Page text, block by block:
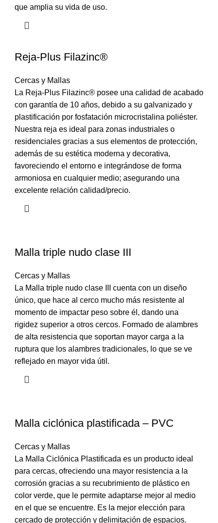
que amplia su vida de uso.
Reja-Plus Filazinc®
Cercas y Mallas
La Reja-Plus Filazinc® posee una calidad de acabado
con garantía de 10 años, debido a su galvanizado y
plastificación por fosfatación microcristalina poliéster.
Nuestra reja es ideal para zonas industriales o
residenciales gracias a sus elementos de protección,
además de su estética moderna y decorativa,
favoreciendo el entorno e integrándose de forma
armoniosa en cualquier medio; asegurando una
excelente relación calidad/precio.
Malla triple nudo clase III
Cercas y Mallas
La Malla triple nudo clase III cuenta con un diseño
único, que hace al cerco mucho más resistente al
momento de impactar peso sobre él, dando una
rigidez superior a otros cercos. Formado de alambres
de alta resistencia que soportan mayor carga a la
ruptura que los alambres tradicionales, lo que se ve
reflejado en mayor vida útil.
Malla ciclónica plastificada – PVC
Cercas y Mallas
La Malla Ciclónica Plastificada es un producto ideal
para cercas, ofreciendo una mayor resistencia a la
corrosión gracias a su recubrimiento de plástico en
color verde, que le permite adaptarse mejor al medio
en el que se encuentre. Es la mejor elección para
cercado de protección y delimitación de espacios.